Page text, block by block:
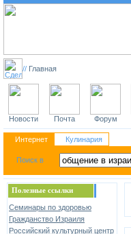
// Главная
Новости Почта Форум
Интернет Кулинария
Полезные ссылки
Семинары по здоровью
Гражданство Израиля
Российский культурный центр